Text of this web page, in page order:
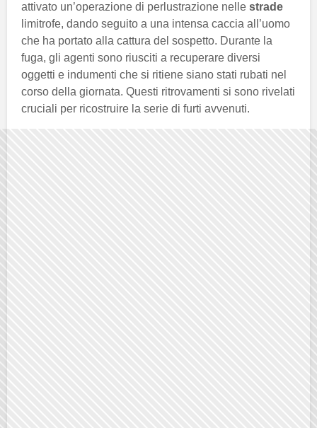
attivato un’operazione di perlustrazione nelle strade
limitrofe, dando seguito a una intensa caccia all’uomo
che ha portato alla cattura del sospetto. Durante la
fuga, gli agenti sono riusciti a recuperare diversi
oggetti e indumenti che si ritiene siano stati rubati nel
corso della giornata. Questi ritrovamenti si sono rivelati
cruciali per ricostruire la serie di furti avvenuti.